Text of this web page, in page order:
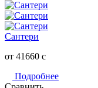
Сантери
от 41660 c
Подробнее